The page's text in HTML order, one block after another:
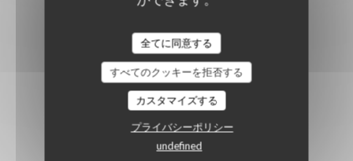
全てに同意する
すべてのクッキーを拒否する
カスタマイズする
プライバシーポリシー
undefined